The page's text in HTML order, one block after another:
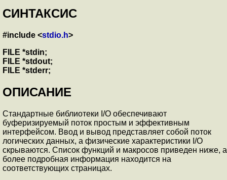
СИНТАКСИС
#include <stdio.h>
FILE *stdin;
FILE *stdout;
FILE *stderr;
ОПИСАНИЕ
Стандартные библиотеки I/O обеспечивают
буферизируемый поток простым и эффективным
интерфейсом. Ввод и вывод представляет собой поток
логических данных, а физические характеристики I/O
скрываются. Список функций и макросов приведен ниже, а
более подробная информация находится на
соответствующих страницах.